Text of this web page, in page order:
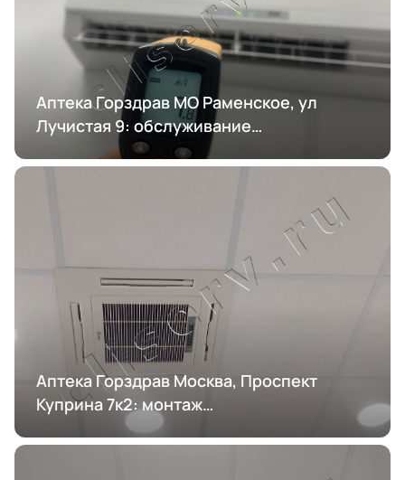
Аптека Горздрав МО Раменское, ул
Лучистая 9: обслуживание
кондиционирования
Аптека Горздрав Москва, Проспект
Куприна 7к2: монтаж
кондиционирования